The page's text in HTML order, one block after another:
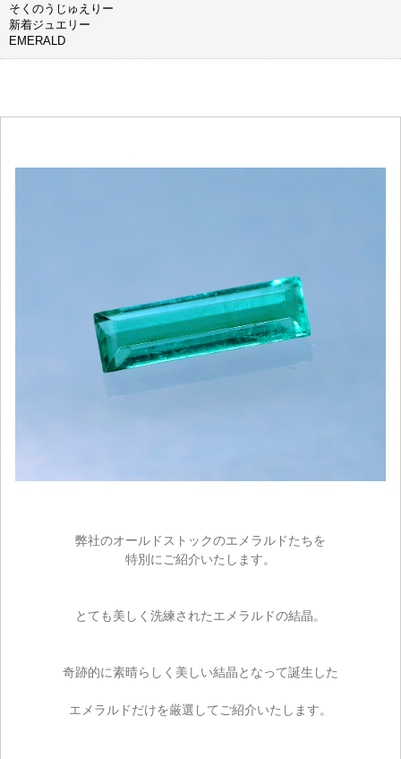
そくのうじゅえりー
新着ジュエリー
EMERALD
弊社のオールドストックのエメラルドたちを
特別にご紹介いたします。
とても美しく洗練されたエメラルドの結晶。
奇跡的に素晴らしく美しい結晶となって誕生した
エメラルドだけを厳選してご紹介いたします。